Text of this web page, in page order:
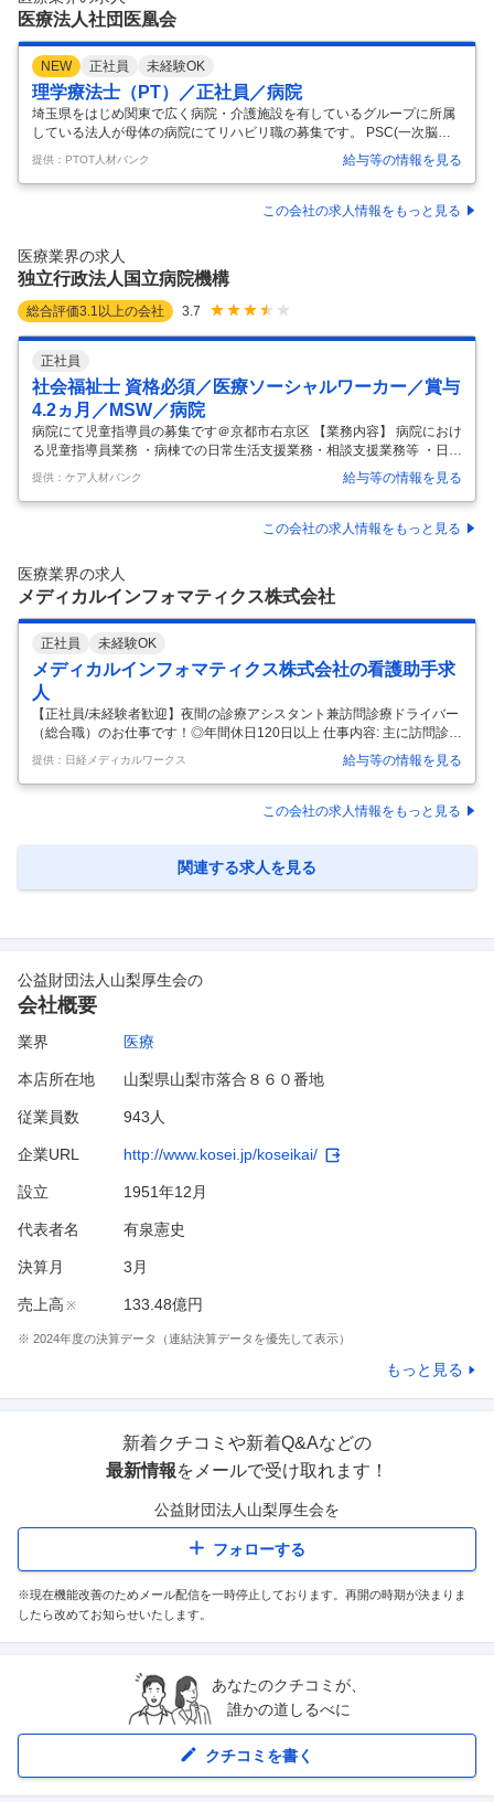
代が安心して暮らせる『まちづくり』を目指しています。 社会
医療法人社団医凰会
NEW 正社員 未経験OK
理学療法士（PT）／正社員／病院
埼玉県をはじめ関東で広く病院・介護施設を有しているグループに所属
している法人が母体の病院にてリハビリ職の募集です。 PSC(一次脳卒
中センター)の認定もされており、最新の機器や訓練用プールといった設
備が充実しております！ ◆アットホームな環境◆リハビリ職複数在籍◆
年間休日120日以上◆ 【給与】 【常勤】 月給:205,800円-254,000円 [内
訳] 基本給 185,800円-234,000円 資格手当 10,000円 調整手当 10,000円
提供：PTOT人材バンク 給与等の情報を見る
この会社の求人情報をもっと見る
医療業界の求人
独立行政法人国立病院機構
総合評価3.1 以上の会社 3.7
正社員
社会福祉士 資格必須／医療ソーシャルワーカー／賞与
4.2ヵ月／MSW／病院
病院にて児童指導員の募集です＠京都市右京区 【業務内容】 病院におけ
る児童指導員業務 ・病棟での日常生活支援業務・相談支援業務等 ・日中
活動、趣味活動支援障害福祉サービスの利用調整 【応募条件】 社会福祉
士 精神保健福祉士 【施設形態】 病院 【募集資格】 社会福祉士 お気軽に
お問い合わせください。…
提供：ケア人材バンク 給与等の情報を見る
この会社の求人情報をもっと見る
医療業界の求人
メディカルインフォマティクス株式会社
正社員 未経験OK
メディカルインフォマティクス株式会社の看護助手求
人
【正社員/未経験者歓迎】夜間の診療アシスタント兼訪問診療ドライバー
（総合職）のお仕事です！◎年間休日120日以上 仕事内容: 主に訪問診療
の夜間往診時に、患者様のご自宅へ医師とともに訪問。 診療に同行し、
診療の補助的なサポートを行う業務、夜間業務メインの勤務体制になり
ます。 ※土日の日勤業務を優先してシフトを組みます。 【夜勤業務】月
6-8回程度 ・往診に向けた医療物品の準備 ・患者様や連携医師との各種
品の準備や片付けなど医師の診療サポート業務 ・電子カルテ入力や管理
データの入力 ・スタッフ研修等の企画検討 ・HOT診断書の作
提供：日経メディカルワークス 給与等の情報を見る
この会社の求人情報をもっと見る
関連する求人を見る
公益財団法人山梨厚生会の
会社概要
業界 医療
本店所在地 山梨県山梨市落合８６０番地
従業員数 943人
企業URL http://www.kosei.jp/koseikai/
設立 1951年12月
代表者名 有泉憲史
決算月 3 月
売上高 ※ 133.48億円
※ 2024年度の決算データ（連結決算データを優先して表示）
もっと見る
新着クチコミや新着Q&Aなどの
最新情報をメールで受け取れます！
公益財団法人山梨厚生会を
フォローする
※現在機能改善のためメール配信を一時停止しております。再開の時期が決まりま
したら改めてお知らせいたします。
あなたのクチコミが、
誰かの道しるべに
クチコミを書く